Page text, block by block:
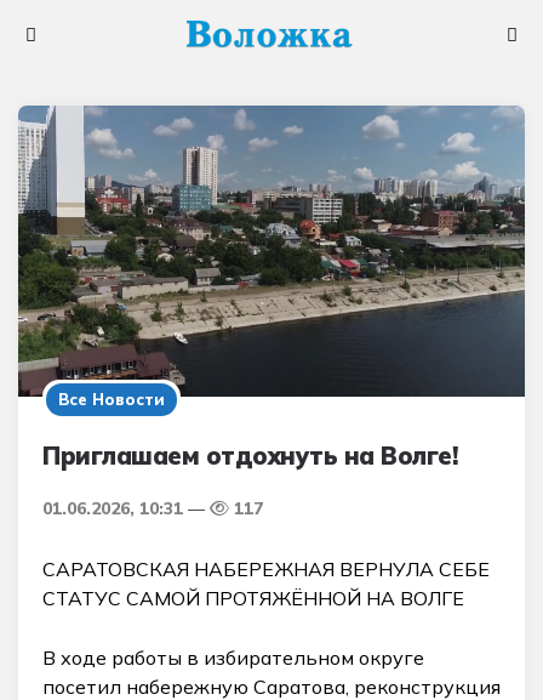
Все Новости
Приглашаем отдохнуть на Волге!
01.06.2026, 10:31 117
САРАТОВСКАЯ НАБЕРЕЖНАЯ ВЕРНУЛА СЕБЕ
СТАТУС САМОЙ ПРОТЯЖЁННОЙ НА ВОЛГЕ
В ходе работы в избирательном округе
посетил набережную Саратова, реконструкция